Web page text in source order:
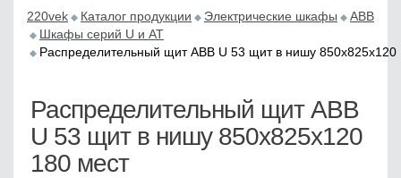
220vek Каталог продукции Электрические шкафы
ABB
Шкафы серий U и АТ
Распределительный щит ABB U 53 щит в нишу 850х825х120
Распределительный щит ABB
U 53 щит в нишу 850х825х120
180 мест